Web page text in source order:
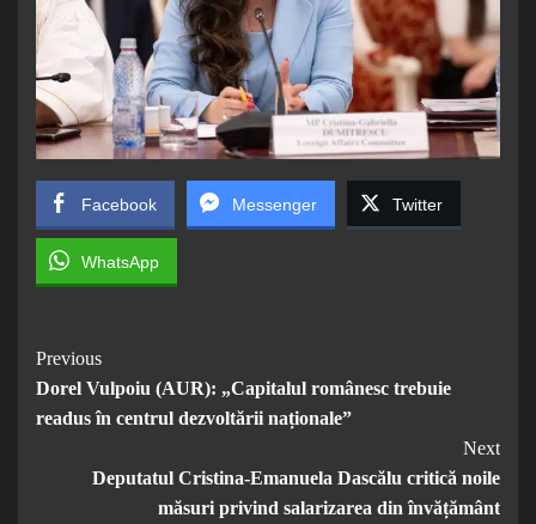
Facebook Messenger Twitter
WhatsApp
Post
Navigation
Previous
Dorel Vulpoiu (AUR): „Capitalul românesc trebuie
readus în centrul dezvoltării naționale”
Next
Deputatul Cristina-Emanuela Dascălu critică noile
măsuri privind salarizarea din învățământ